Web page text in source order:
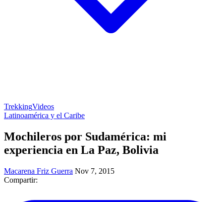
TrekkingVideos
Latinoamérica y el Caribe
Mochileros por Sudamérica: mi
experiencia en La Paz, Bolivia
Macarena Friz Guerra Nov 7, 2015
Compartir: